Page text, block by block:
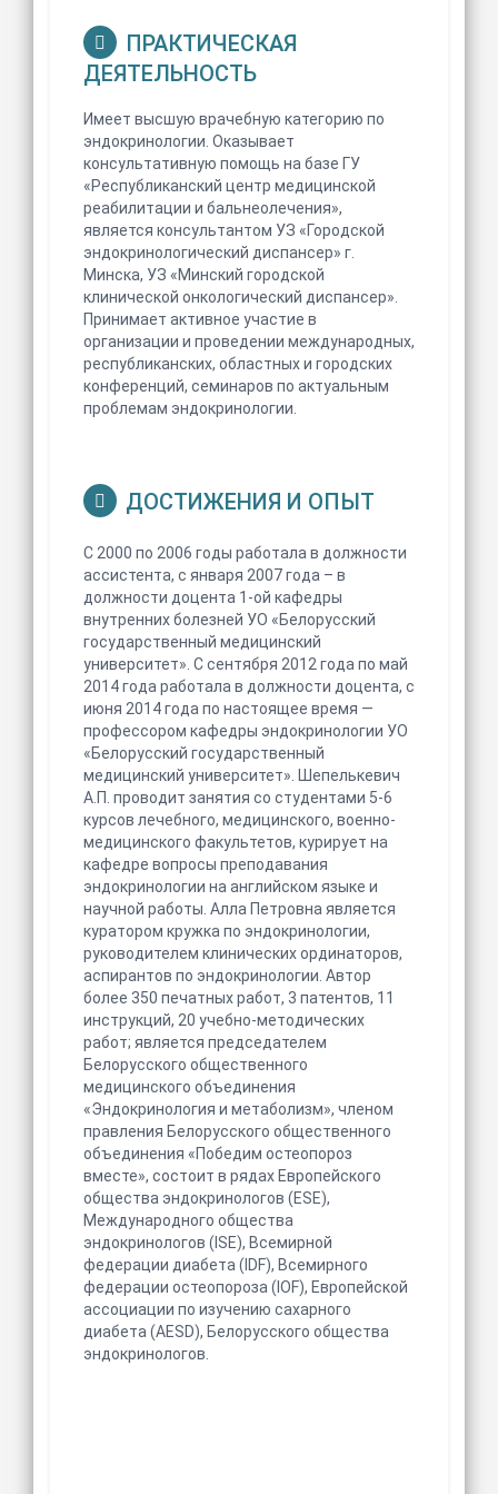
ПРАКТИЧЕСКАЯ
ДЕЯТЕЛЬНОСТЬ
Имеет высшую врачебную категорию по
эндокринологии. Оказывает
консультативную помощь на базе ГУ
«Республиканский центр медицинской
реабилитации и бальнеолечения»,
является консультантом УЗ «Городской
эндокринологический диспансер» г.
Минска, УЗ «Минский городской
клинической онкологический диспансер».
Принимает активное участие в
организации и проведении международных,
республиканских, областных и городских
конференций, семинаров по актуальным
проблемам эндокринологии.
ДОСТИЖЕНИЯ И ОПЫТ
С 2000 по 2006 годы работала в должности
ассистента, с января 2007 года – в
должности доцента 1-ой кафедры
внутренних болезней УО «Белорусский
государственный медицинский
университет». С сентября 2012 года по май
2014 года работала в должности доцента, с
июня 2014 года по настоящее время —
профессором кафедры эндокринологии УО
«Белорусский государственный
медицинский университет». Шепелькевич
А.П. проводит занятия со студентами 5-6
курсов лечебного, медицинского, военно-
медицинского факультетов, курирует на
кафедре вопросы преподавания
эндокринологии на английском языке и
научной работы. Алла Петровна является
куратором кружка по эндокринологии,
руководителем клинических ординаторов,
аспирантов по эндокринологии. Автор
более 350 печатных работ, 3 патентов, 11
инструкций, 20 учебно-методических
работ; является председателем
Белорусского общественного
медицинского объединения
«Эндокринология и метаболизм», членом
правления Белорусского общественного
объединения «Победим остеопороз
вместе», состоит в рядах Европейского
общества эндокринологов (ESE),
Международного общества
эндокринологов (ISE), Всемирной
федерации диабета (IDF), Всемирного
федерации остеопороза (IOF), Европейской
ассоциации по изучению сахарного
диабета (AESD), Белорусского общества
эндокринологов.